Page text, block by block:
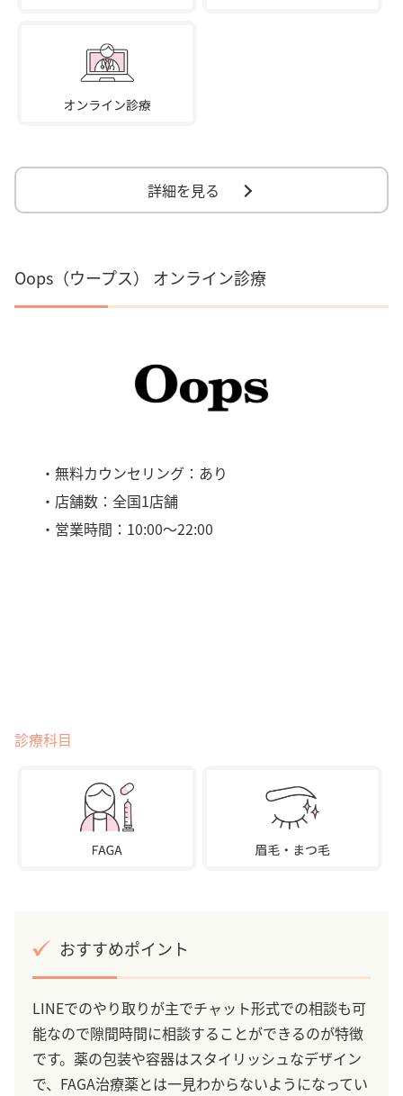
詳細を見る
Oops（ウープス） オンライン診療
・無料カウンセリング：あり
・店舗数：全国1店舗
・営業時間：10:00～22:00
診療科目
おすすめポイント
LINEでのやり取りが主でチャット形式での相談も可
能なので隙間時間に相談することができるのが特徴
です。薬の包装や容器はスタイリッシュなデザイン
で、FAGA治療薬とは一見わからないようになってい